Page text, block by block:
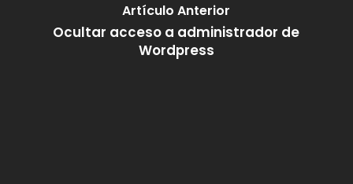
Artículo Anterior
Ocultar acceso a administrador de
Wordpress